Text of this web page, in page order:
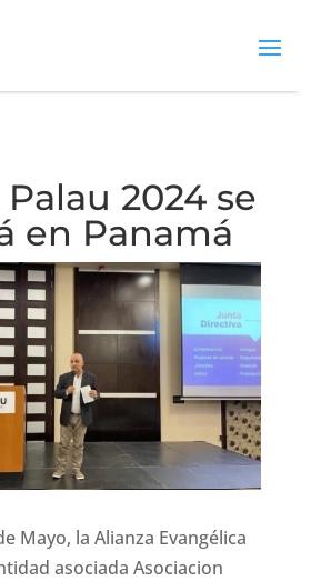
2024 se
en Panamá
Mayo, la Alianza Evangélica
asociada Asociacion